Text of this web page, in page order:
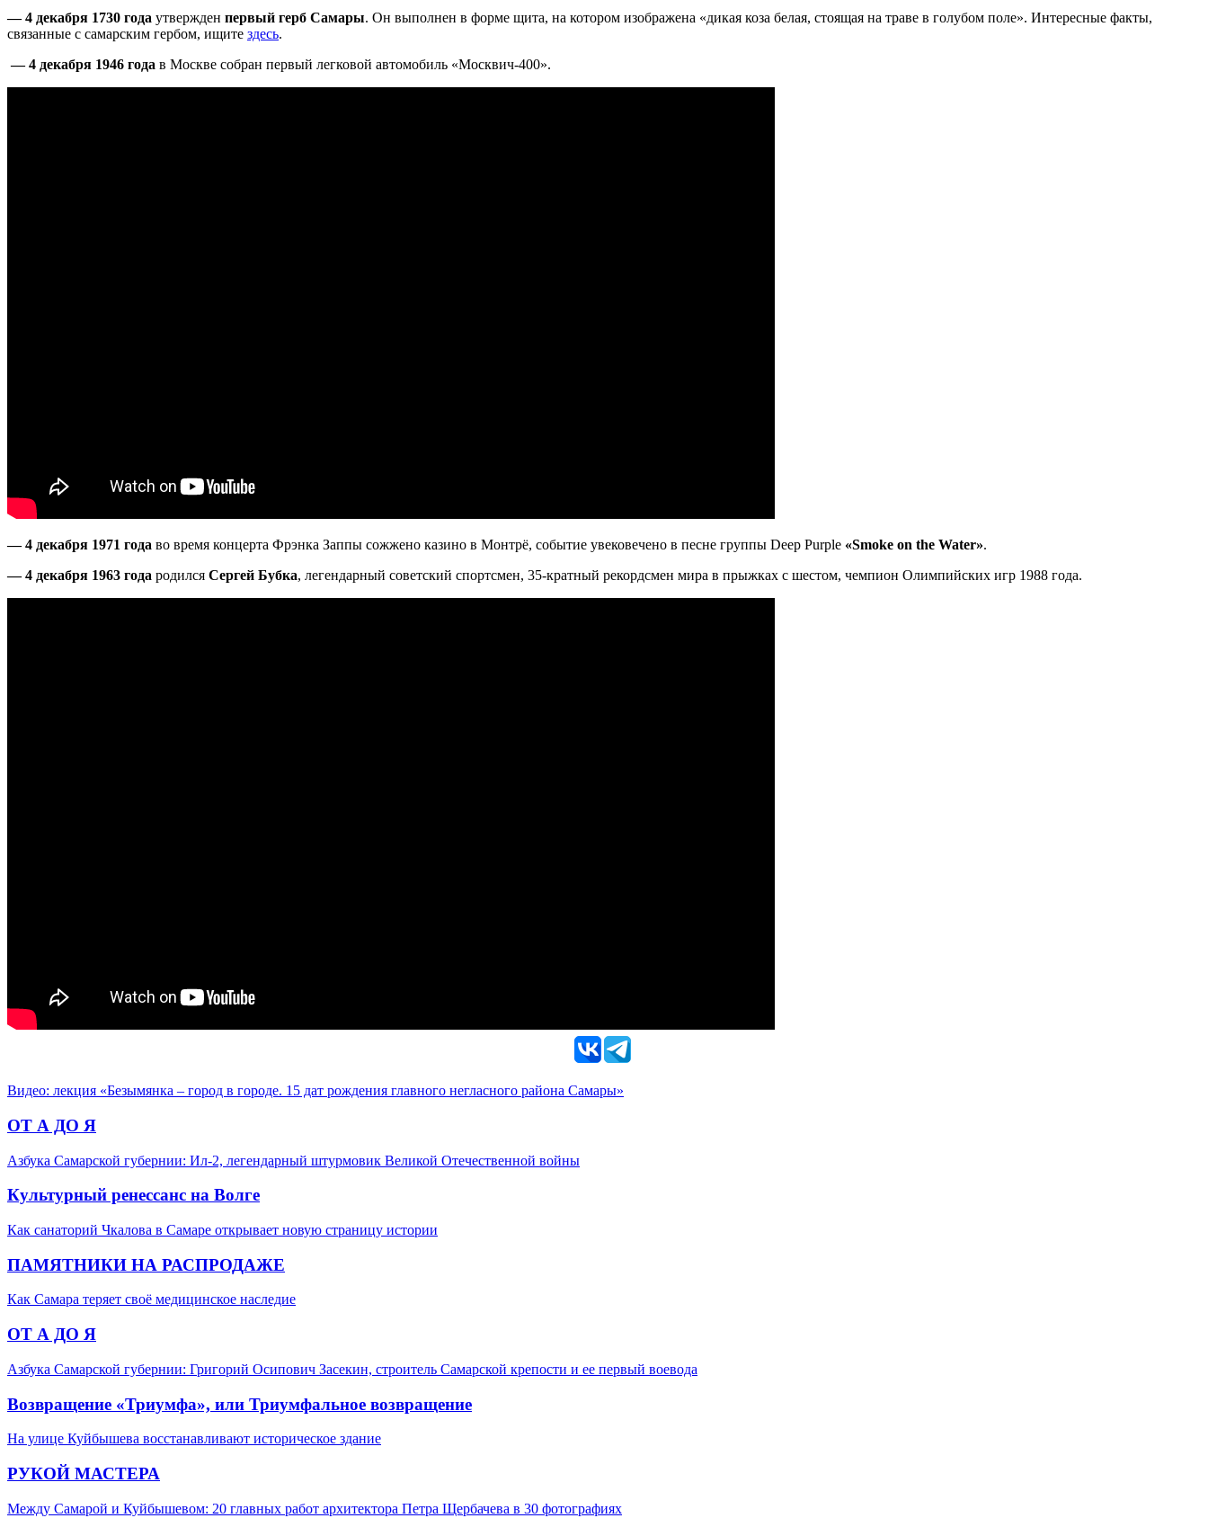
— 4 декабря 1730 года утвержден первый герб Самары. Он выполнен в форме щита, на котором изображена «дикая коза белая, стоящая на траве в голубом поле». Интересные факты,
связанные с самарским гербом, ищите здесь.
— 4 декабря 1946 года в Москве собран первый легковой автомобиль «Москвич-400».
— 4 декабря 1971 года во время концерта Фрэнка Заппы сожжено казино в Монтрё, событие увековечено в песне группы Deep Purple «Smoke on the Water».
— 4 декабря 1963 года родился Сергей Бубка, легендарный советский спортсмен, 35-кратный рекордсмен мира в прыжках с шестом, чемпион Олимпийских игр 1988 года.
Видео: лекция «Безымянка – город в городе. 15 дат рождения главного негласного района Самары»
ОТ А ДО Я
Азбука Самарской губернии: Ил-2, легендарный штурмовик Великой Отечественной войны
Культурный ренессанс на Волге
Как санаторий Чкалова в Самаре открывает новую страницу истории
ПАМЯТНИКИ НА РАСПРОДАЖЕ
Как Самара теряет своё медицинское наследие
ОТ А ДО Я
Азбука Самарской губернии: Григорий Осипович Засекин, строитель Самарской крепости и ее первый воевода
Возвращение «Триумфа», или Триумфальное возвращение
На улице Куйбышева восстанавливают историческое здание
РУКОЙ МАСТЕРА
Между Самарой и Куйбышевом: 20 главных работ архитектора Петра Щербачева в 30 фотографиях